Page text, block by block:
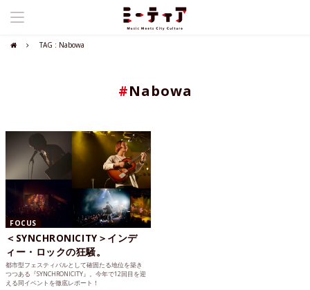
TAG : Nabowa
#Nabowa
FOCUS
＜SYNCHRONICITY＞インデ
ィー・ロックの狂騒。
都市型フェスティバルとして確固たる地位を築き
つつある『SYNCHRONICITY』。今年で12回目を迎
える同イベントを徹底レポート！